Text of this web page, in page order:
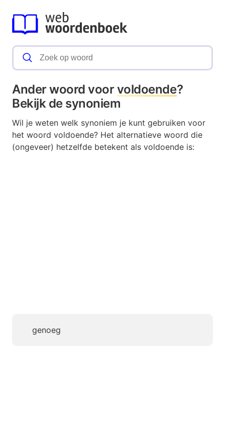
Ander woord voor voldoende?
Bekijk de synoniem
Wil je weten welk synoniem je kunt gebruiken voor
het woord voldoende? Het alternatieve woord die
(ongeveer) hetzelfde betekent als voldoende is:
genoeg